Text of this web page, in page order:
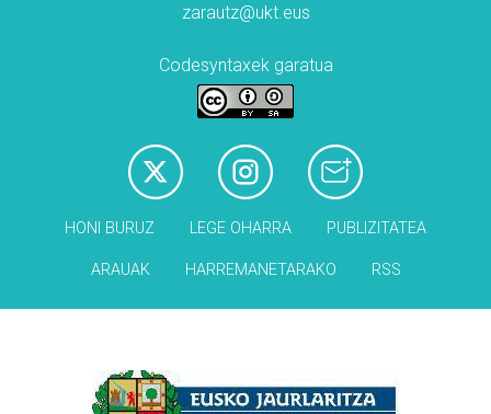
zarautz@ukt.eus
Codesyntaxek garatua
HONI BURUZ LEGE OHARRA PUBLIZITATEA
ARAUAK HARREMANETARAKO RSS